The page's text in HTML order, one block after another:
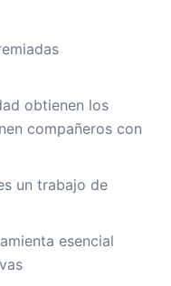
obtienen los
compañeros con
un trabajo de
esencial